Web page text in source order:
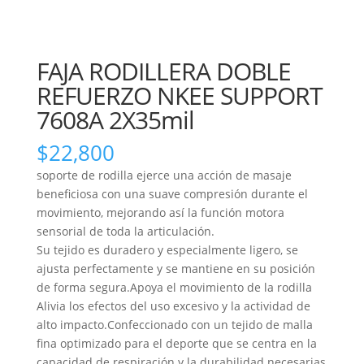
FAJA RODILLERA DOBLE
REFUERZO NKEE SUPPORT
7608A 2X35mil
$22,800
soporte de rodilla ejerce una acción de masaje
beneficiosa con una suave compresión durante el
movimiento, mejorando así la función motora
sensorial de toda la articulación.
Su tejido es duradero y especialmente ligero, se
ajusta perfectamente y se mantiene en su posición
de forma segura.Apoya el movimiento de la rodilla
Alivia los efectos del uso excesivo y la actividad de
alto impacto.Confeccionado con un tejido de malla
fina optimizado para el deporte que se centra en la